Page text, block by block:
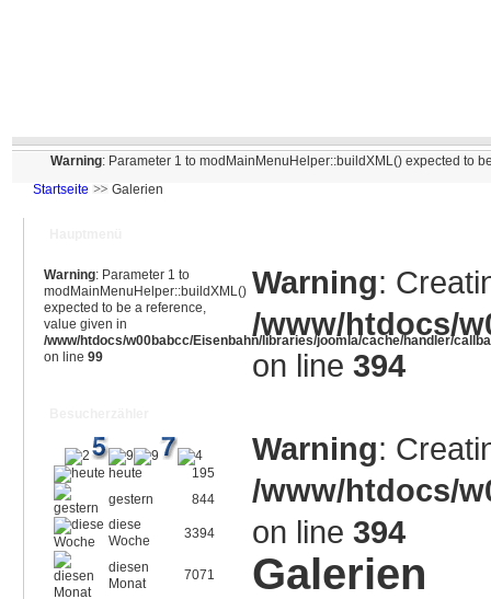
Warning: Parameter 1 to modMainMenuHelper::buildXML() expected to
Startseite
Galerien
Warning: Parameter 1 to
modMainMenuHelper::buildXML()
expected to be a reference,
value given in
/www/htdocs/w00babcc/Eisenbahn/libraries/joomla/cache/handler/
on line 99
heute
195
gestern
844
diese
Woche
3394
diesen
Monat
7071
Warning:
/www/htdocs/
on line 394
Warning:
/www/htdocs/
on line 394
Galerien